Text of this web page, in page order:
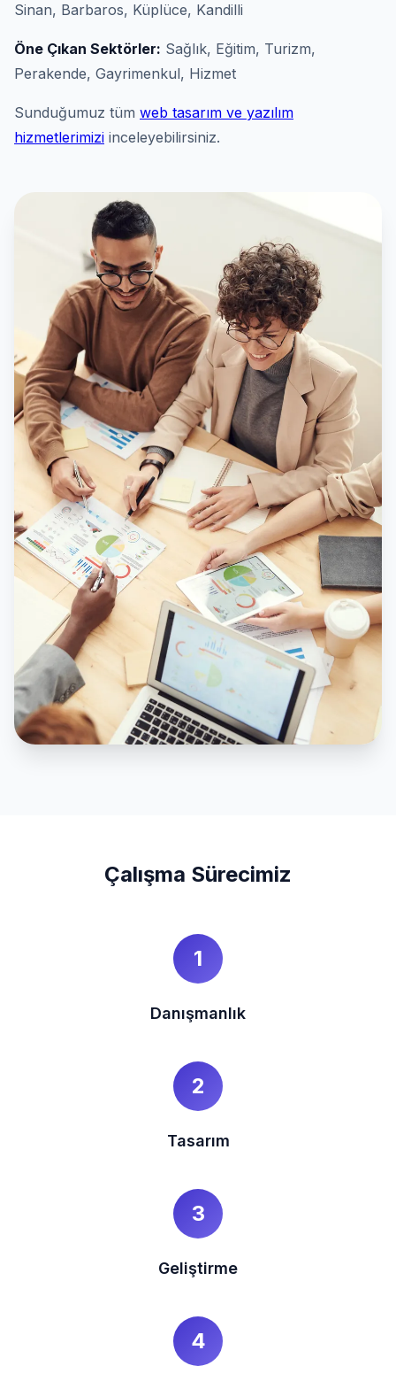
Sinan, Barbaros, Küplüce, Kandilli
Öne Çıkan Sektörler: Sağlık, Eğitim, Turizm,
Perakende, Gayrimenkul, Hizmet
Sunduğumuz tüm web tasarım ve yazılım
hizmetlerimizi inceleyebilirsiniz.
Çalışma Sürecimiz
1
Danışmanlık
2
Tasarım
3
Geliştirme
4